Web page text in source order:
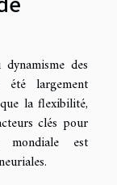
des
été largement
la flexibilité,
clés pour
mondiale est